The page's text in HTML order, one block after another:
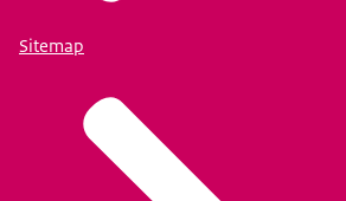
Sitemap